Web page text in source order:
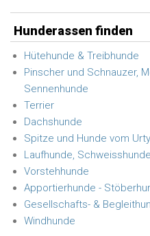
Hunderassen finden
Hütehunde & Treibhunde
Pinscher und Schnauzer,
Sennenhunde
Terrier
Dachshunde
Spitze und Hunde vom
Laufhunde,
Vorstehhunde
Apportierhunde -
Gesellschafts- &
Windhunde